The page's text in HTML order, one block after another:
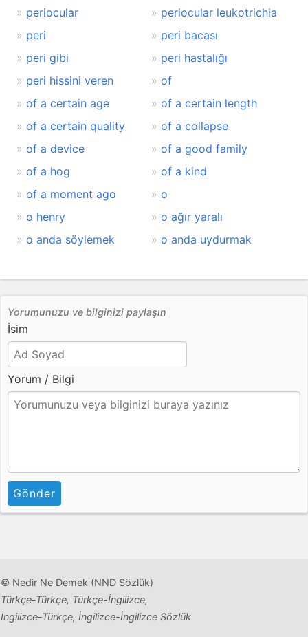
periocular
periocular leukotrichia
peri
peri bacası
peri gibi
peri hastalığı
peri hissini veren
of
of a certain age
of a certain length
of a certain quality
of a collapse
of a device
of a good family
of a hog
of a kind
of a moment ago
o
o henry
o ağır yaralı
o anda söylemek
o anda uydurmak
Yorumunuzu ve bilginizi paylaşın
İsim
Yorum / Bilgi
Gönder
© Nedir Ne Demek (NND Sözlük)
Türkçe-Türkçe, Türkçe-İngilizce,
İngilizce-Türkçe, İngilizce-İngilizce Sözlük